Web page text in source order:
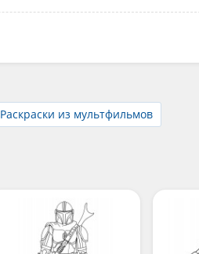
Раскраски из мультфильмов